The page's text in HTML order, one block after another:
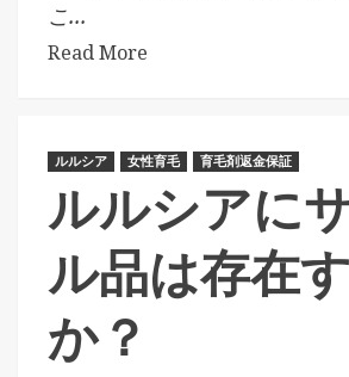
こ...
Read More
ルルシア 女性育毛 育毛剤返金保証
ルルシアに
ル品は存在
か？